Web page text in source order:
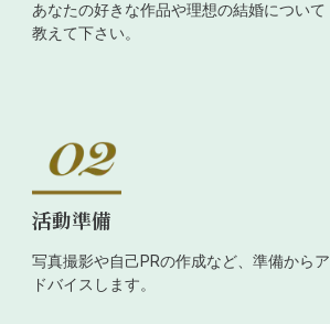
あなたの好きな作品や理想の結婚について
教えて下さい。
活動準備
写真撮影や自己PRの作成など、準備からア
ドバイスします。